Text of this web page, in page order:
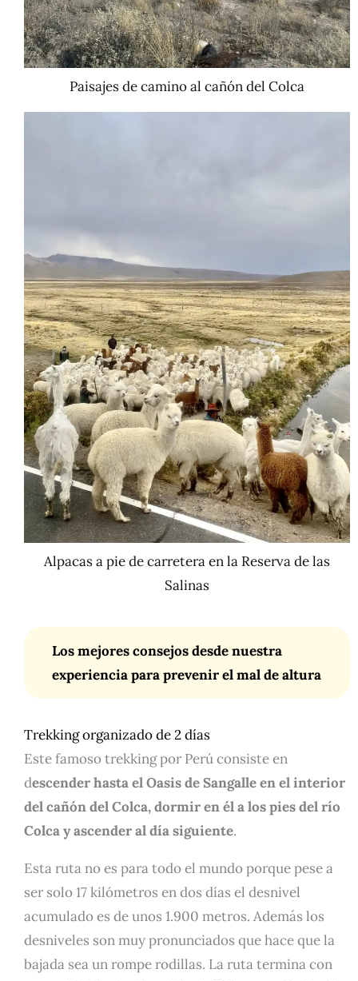
Paisajes de camino al cañón del Colca
Alpacas a pie de carretera en la Reserva de las
Salinas
Los mejores consejos desde nuestra
experiencia para prevenir el mal de altura
Trekking organizado de 2 días
Este famoso trekking por Perú consiste en
descender hasta el Oasis de Sangalle en el interior
del cañón del Colca, dormir en él a los pies del río
Colca y ascender al día siguiente.
Esta ruta no es para todo el mundo porque pese a
ser solo 17 kilómetros en dos días el desnivel
acumulado es de unos 1.900 metros. Además los
desniveles son muy pronunciados que hace que la
bajada sea un rompe rodillas. La ruta termina con